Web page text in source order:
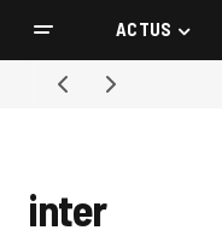
ACTUS
inter